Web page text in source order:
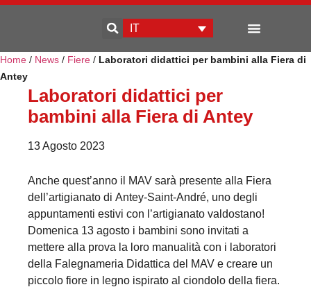
IT
Home / News / Fiere / Laboratori didattici per bambini alla Fiera di
Antey
Laboratori didattici per
bambini alla Fiera di Antey
13 Agosto 2023
Anche quest’anno il MAV sarà presente alla Fiera
dell’artigianato di Antey-Saint-André, uno degli
appuntamenti estivi con l’artigianato valdostano!
Domenica 13 agosto i bambini sono invitati a
mettere alla prova la loro manualità con i laboratori
della Falegnameria Didattica del MAV e creare un
piccolo fiore in legno ispirato al ciondolo della fiera.